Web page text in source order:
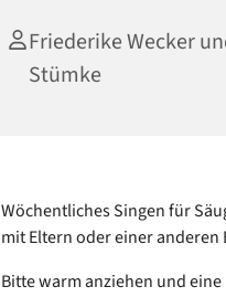
Friederike Wecker
Stümke
Wöchentliches Singen für
mit Eltern oder einer anderen
Bitte warm anziehen und